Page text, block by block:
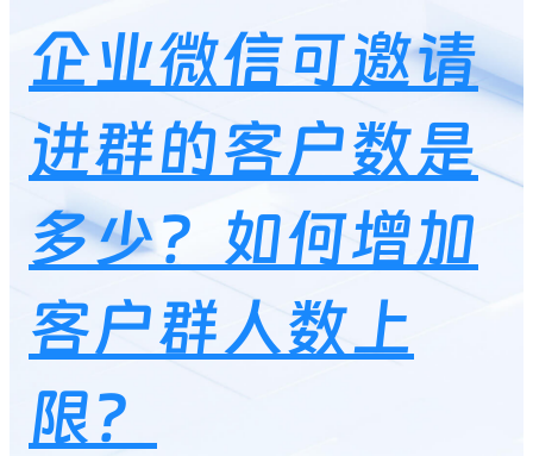
企业微信可邀请
进群的客户数是
多少？如何增加
客户群人数上
限？